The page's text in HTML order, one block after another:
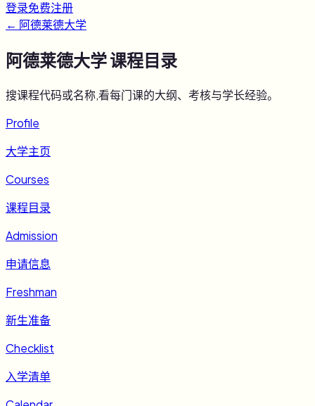
登录免费注册
← 阿德莱德大学
阿德莱德大学课程目录
搜课程代码或名称,看每门课的大纲、考核与学长经验。
Profile
大学主页
Courses
课程目录
Admission
申请信息
Freshman
新生准备
Checklist
入学清单